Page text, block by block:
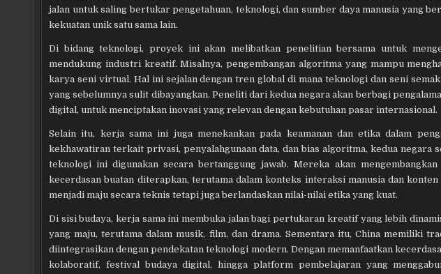
jalan untuk saling bertukar pengetahuan, teknologi, dan sumber daya manusia yang
kekuatan unik satu sama lain.
Di bidang teknologi, proyek ini akan melibatkan penelitian bersama untuk
mendukung industri kreatif. Misalnya, pengembangan algoritma yang mampu
karya seni virtual. Hal ini sejalan dengan tren global di mana teknologi dan seni
yang sebelumnya sulit dibayangkan. Peneliti dari kedua negara akan berbagi
digital, untuk menciptakan inovasi yang relevan dengan kebutuhan pasar internasional.
Selain itu, kerja sama ini juga menekankan pada keamanan dan etika dalam
kekhawatiran terkait privasi, penyalahgunaan data, dan bias algoritma, kedua negara
teknologi ini digunakan secara bertanggung jawab. Mereka akan
kecerdasan buatan diterapkan, terutama dalam konteks interaksi manusia dan
menjadi maju secara teknis tetapi juga berlandaskan nilai-nilai etika yang kuat.
Di sisi budaya, kerja sama ini membuka jalan bagi pertukaran kreatif yang lebih
yang maju, terutama dalam musik, film, dan drama. Sementara itu, China memiliki
diintegrasikan dengan pendekatan teknologi modern. Dengan memanfaatkan
kolaboratif, festival budaya digital, hingga platform pembelajaran yang